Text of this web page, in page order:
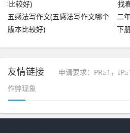
五感法写作文(五感法写作文哪个
版本比较好)
二
下
友情链接
申请要求：PR≥1，
作弊现象